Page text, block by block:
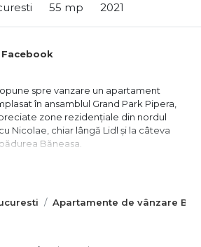
55 mp 2021
Apartamente de vânzare
Facebook
spre vanzare un apartament
în ansamblul Grand Park Pipera,
zone rezidențiale din nordul
Nicolae, chiar lângă Lidl și la câteva
Băneasa.
un apartament complet utilat, cu
Pipera – Băneasa.